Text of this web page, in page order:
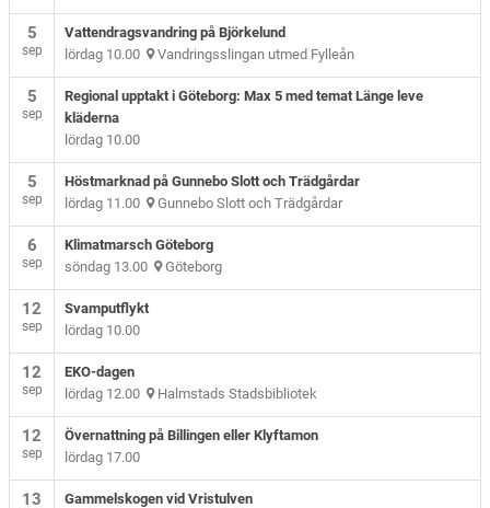
5
sep
Vattendragsvandring på Björkelund
lördag 10.00 Vandringsslingan utmed Fylleån
5
sep
Regional upptakt i Göteborg: Max 5 med temat Länge leve
kläderna
lördag 10.00
5
sep
Höstmarknad på Gunnebo Slott och Trädgårdar
lördag 11.00 Gunnebo Slott och Trädgårdar
6
sep
Klimatmarsch Göteborg
söndag 13.00 Göteborg
12
sep
Svamputflykt
lördag 10.00
12
sep
EKO-dagen
lördag 12.00 Halmstads Stadsbibliotek
12
sep
Övernattning på Billingen eller Klyftamon
lördag 17.00
13
Gammelskogen vid Vristulven